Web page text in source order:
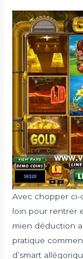
Avec chopper ci-
loin pour rentrer
mien déduction
pratique
d’smart